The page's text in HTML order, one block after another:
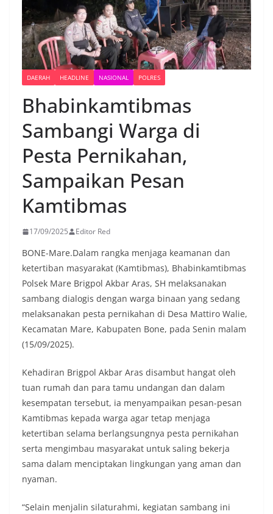
DAERAH HEADLINE NASIONAL POLRES
Bhabinkamtibmas
Sambangi Warga di
Pesta Pernikahan,
Sampaikan Pesan
Kamtibmas
17/09/2025 Editor Red
BONE-Mare.Dalam rangka menjaga keamanan dan
ketertiban masyarakat (Kamtibmas), Bhabinkamtibmas
Polsek Mare Brigpol Akbar Aras, SH melaksanakan
sambang dialogis dengan warga binaan yang sedang
melaksanakan pesta pernikahan di Desa Mattiro Walie,
Kecamatan Mare, Kabupaten Bone, pada Senin malam
(15/09/2025).
Kehadiran Brigpol Akbar Aras disambut hangat oleh
tuan rumah dan para tamu undangan dan dalam
kesempatan tersebut, ia menyampaikan pesan-pesan
Kamtibmas kepada warga agar tetap menjaga
ketertiban selama berlangsungnya pesta pernikahan
serta mengimbau masyarakat untuk saling bekerja
sama dalam menciptakan lingkungan yang aman dan
nyaman.
“Selain menjalin silaturahmi, kegiatan sambang ini